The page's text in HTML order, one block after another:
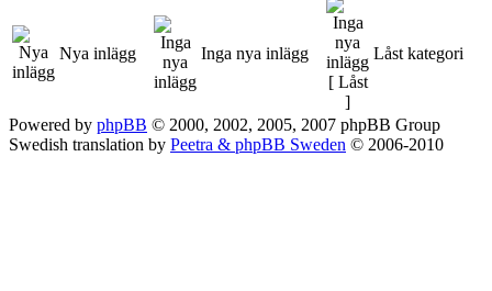
Nya inlägg Inga nya inlägg Låst kategori
Powered by phpBB © 2000, 2002, 2005, 2007 phpBB Group
Swedish translation by Peetra & phpBB Sweden © 2006-2010